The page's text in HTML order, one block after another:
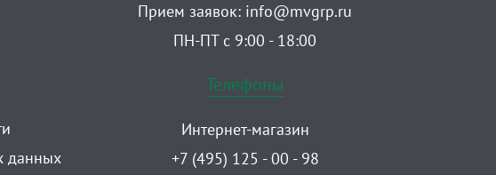
данных
Прием заявок: info@mvgrp.ru
ПН-ПТ с 9:00 - 18:00
Телефоны
Интернет-магазин
+7 (495) 125 - 00 - 98